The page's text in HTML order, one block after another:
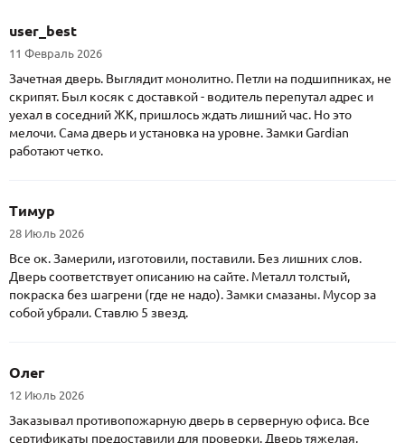
user_best
11 Февраль 2026
Зачетная дверь. Выглядит монолитно. Петли на подшипниках, не
скрипят. Был косяк с доставкой - водитель перепутал адрес и
уехал в соседний ЖК, пришлось ждать лишний час. Но это
мелочи. Сама дверь и установка на уровне. Замки Gardian
работают четко.
Тимур
28 Июль 2026
Все ок. Замерили, изготовили, поставили. Без лишних слов.
Дверь соответствует описанию на сайте. Металл толстый,
покраска без шагрени (где не надо). Замки смазаны. Мусор за
собой убрали. Ставлю 5 звезд.
Олег
12 Июль 2026
Заказывал противопожарную дверь в серверную офиса. Все
сертификаты предоставили для проверки. Дверь тяжелая,